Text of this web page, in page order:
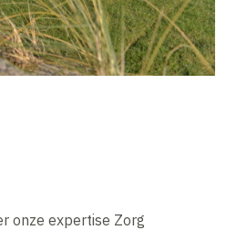
onze expertise Zorg